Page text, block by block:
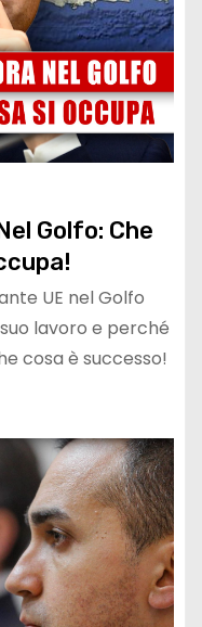
Golfo: Che
UE nel Golfo
lavoro e perché
cosa è successo!